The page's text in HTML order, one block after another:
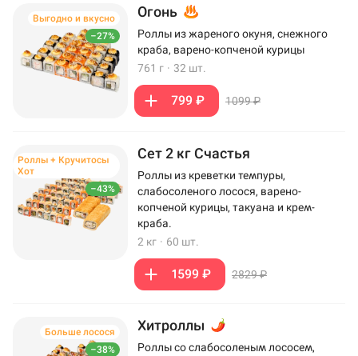
–27%
Выгодно и вкусно Огонь
Роллы из жареного окуня, снежного
краба, варено-копченой курицы
761 г · 32 шт.
799 ₽ 1099 ₽
–43%
Роллы + Кручитосы
Хот
Сет 2 кг Счастья
Роллы из креветки темпуры,
слабосоленого лосося, варено-
копченой курицы, такуана и крем-
краба.
2 кг · 60 шт.
1599 ₽ 2829 ₽
–38%
Больше лосося Хитроллы
Роллы со слабосоленым лососем,